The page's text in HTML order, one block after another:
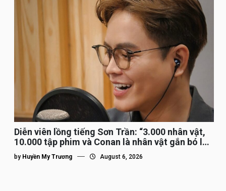
Diễn viên lồng tiếng Sơn Trần: “3.000 nhân vật,
10.000 tập phim và Conan là nhân vật gắn bó lâu
nhất”
by Huyền My Trương August 6, 2026